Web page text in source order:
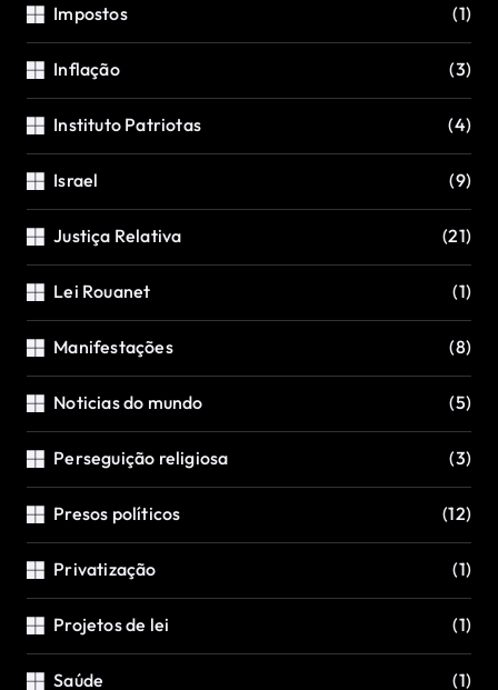
Impostos (1)
Inflação (3)
Instituto Patriotas (4)
Israel (9)
Justiça Relativa (21)
Lei Rouanet (1)
Manifestações (8)
Noticias do mundo (5)
Perseguição religiosa (3)
Presos políticos (12)
Privatização (1)
Projetos de lei (1)
Saúde (1)